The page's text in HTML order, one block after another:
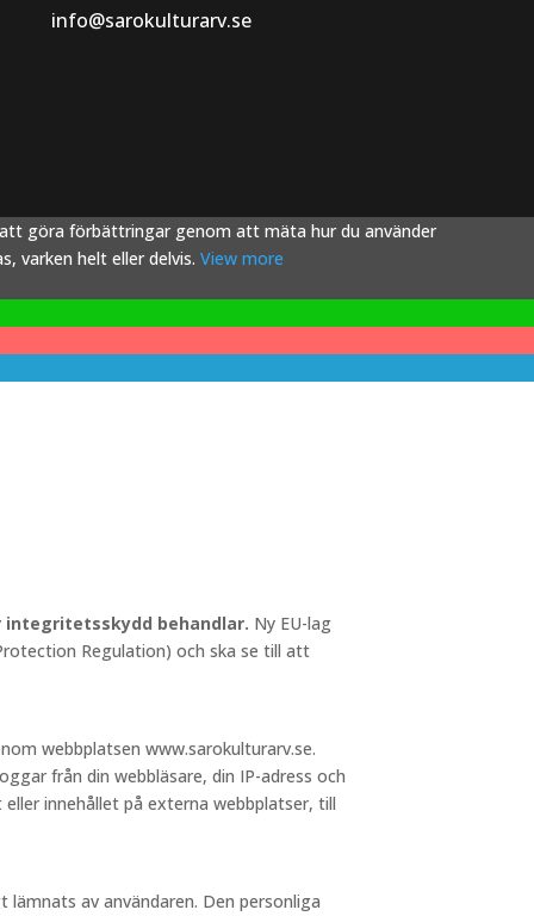
info@sarokulturarv.se
att göra förbättringar genom att mäta hur du använder
varken helt eller delvis. View more
behandlar. Ny EU-lag
Regulation) och ska se till att
webbplatsen www.sarokulturarv.se.
från din webbläsare, din IP-adress och
innehållet på externa webbplatser, till
av användaren. Den personliga